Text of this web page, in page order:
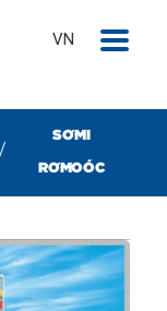
VN
SƠMI
RƠMOÓC